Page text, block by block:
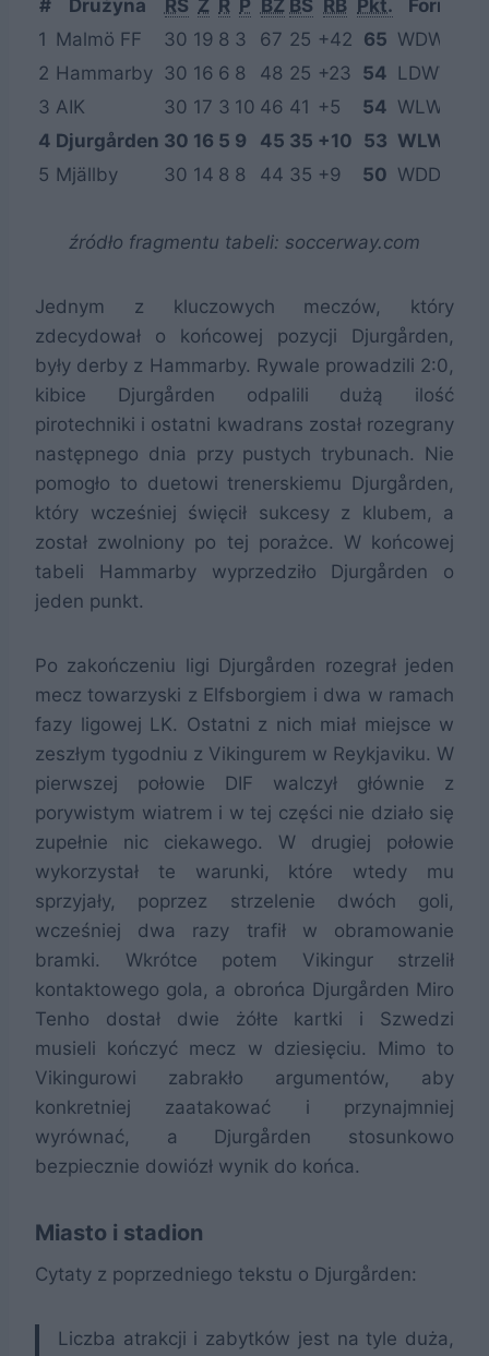
# Drużyna RS Z R P BZ BS RB Pkt.
Forma
1
Malmö FF 30 19 8 3 67 25 +42 65 WDWDD
2 Hammarby 30 16 6 8 48 25 +23 54 LDWWW
3 AIK 30 17 3 10 46 41 +5 54 WLWWL
4 Djurgården 30 16 5 9 45 35 +10 53 WLWLD
5 Mjällby 30 14 8 8 44 35 +9 50 WDDWW
źródło fragmentu tabeli: soccerway.com
Jednym z kluczowych meczów, który
zdecydował o końcowej pozycji Djurgården,
były derby z Hammarby. Rywale prowadzili 2:0,
kibice Djurgården odpalili dużą ilość
pirotechniki i ostatni kwadrans został rozegrany
następnego dnia przy pustych trybunach. Nie
pomogło to duetowi trenerskiemu Djurgården,
który wcześniej święcił sukcesy z klubem, a
został zwolniony po tej porażce. W końcowej
tabeli Hammarby wyprzedziło Djurgården o
jeden punkt.
Po zakończeniu ligi Djurgården rozegrał jeden
mecz towarzyski z Elfsborgiem i dwa w ramach
fazy ligowej LK. Ostatni z nich miał miejsce w
zeszłym tygodniu z Vikingurem w Reykjaviku. W
pierwszej połowie DIF walczył głównie z
porywistym wiatrem i w tej części nie działo się
zupełnie nic ciekawego. W drugiej połowie
wykorzystał te warunki, które wtedy mu
sprzyjały, poprzez strzelenie dwóch goli,
wcześniej dwa razy trafił w obramowanie
bramki. Wkrótce potem Vikingur strzelił
kontaktowego gola, a obrońca Djurgården Miro
Tenho dostał dwie żółte kartki i Szwedzi
musieli kończyć mecz w dziesięciu. Mimo to
Vikingurowi zabrakło argumentów, aby
konkretniej zaatakować i przynajmniej
wyrównać, a Djurgården stosunkowo
bezpiecznie dowiózł wynik do końca.
Miasto i stadion
Cytaty z poprzedniego tekstu o Djurgården:
Liczba atrakcji i zabytków jest na tyle duża,